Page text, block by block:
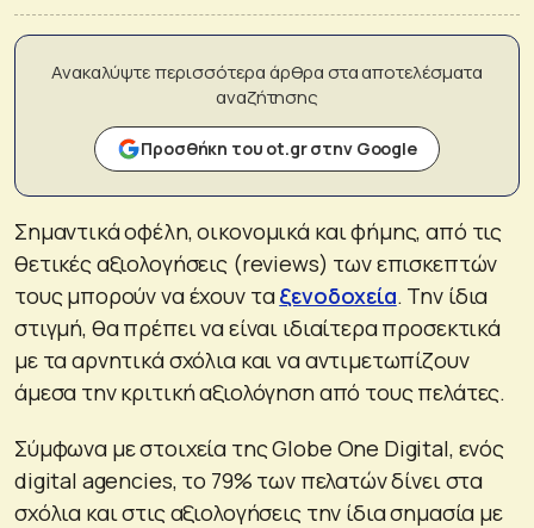
Ανακαλύψτε περισσότερα άρθρα στα αποτελέσματα
αναζήτησης
Προσθήκη του ot.gr στην Google
Σημαντικά οφέλη, οικονομικά και φήμης, από τις
θετικές αξιολογήσεις (reviews) των επισκεπτών
τους μπορούν να έχουν ταξενοδοχεία. Την ίδια
στιγμή, θα πρέπει να είναι ιδιαίτερα προσεκτικά
με τα αρνητικά σχόλια και να αντιμετωπίζουν
άμεσα την κριτική αξιολόγηση από τους πελάτες.
Σύμφωνα με στοιχεία της Globe One Digital, ενός
digital agencies, το 79% των πελατών δίνει στα
σχόλια και στις αξιολογήσεις την ίδια σημασία με